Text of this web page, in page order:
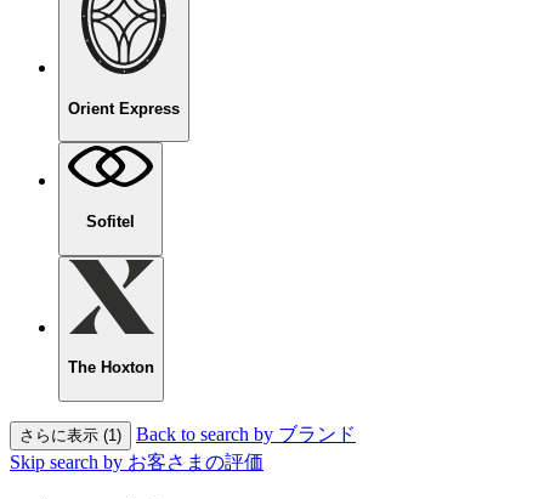
Orient Express
Sofitel
The Hoxton
さらに表示 (1)
Back to search by ブランド
Skip search by お客さまの評価